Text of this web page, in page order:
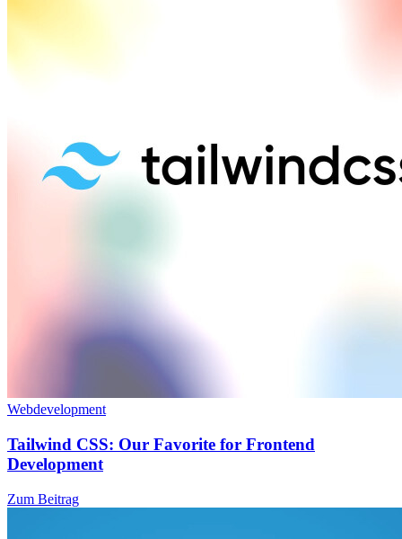
Webdevelopment
Tailwind CSS: Our Favorite for Frontend
Development
Zum Beitrag